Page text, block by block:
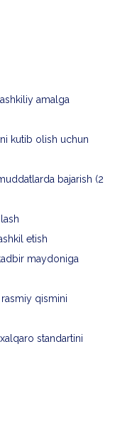
amalga
kutib olish uchun
bajarish (2
etish
maydoniga
qismini
standartini